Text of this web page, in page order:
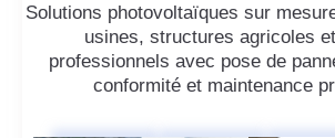
Solutions photovoltaïques sur
usines, structures agricoles
professionnels avec pose de
conformité et maintenance